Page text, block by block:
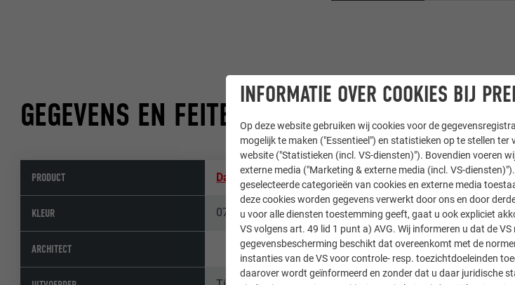
GEGEVENS EN FEITEN
PRODUCT Daksysteem PREFALZ
KLEUR 07 P.10 lichtgrijs
ARCHITECT
INFORMATIE OVER COOKIES BIJ
Op deze website gebruiken wij cookies voor de
mogelijk te maken ("Essentieel") en statistieken op te stellen
website ("Statistieken (incl. VS-diensten)"). Bovendien voeren
externe media ("Marketing & externe media (incl. VS-
geselecteerde categorieën van cookies en externe media
deze cookies worden gegevens verwerkt door ons en door
u voor alle diensten toestemming geeft, gaat u ook expliciet
VS volgens art. 49 lid 1 punt a) AVG. Wij informeren u dat de
gegevensbescherming beschikt dat overeenkomt met de
instanties van de VS voor controle- resp. toezichtdoeleinden
daarover wordt geïnformeerd en zonder dat u daar juridische